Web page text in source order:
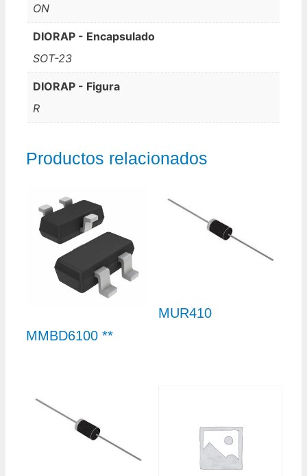
ON
DIORAP - Encapsulado
SOT-23
DIORAP - Figura
R
Productos relacionados
MMBD6100 **
MUR410